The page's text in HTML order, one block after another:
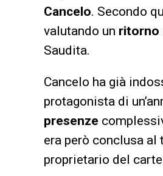
Cancelo. Secondo
valutando un ritorno
Saudita.
Cancelo ha già
protagonista di
presenze
era però conclusa
proprietario del